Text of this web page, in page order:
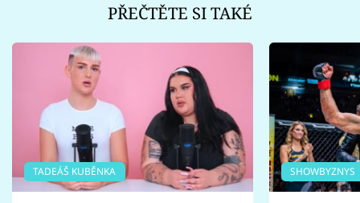
PŘEČTĚTE SI TAKÉ
TADEÁŠ KUBĚNKA SHOWBYZNYS